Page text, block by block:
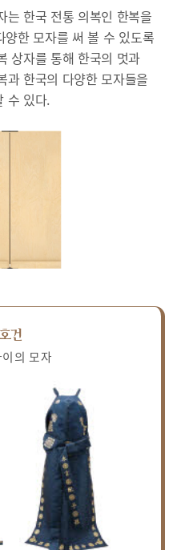
는 한국 전통 의복인 한복을
한 모자를 써 볼 수 있도록
상자를 통해 한국의 멋과
과 한국의 다양한 모자들을
수 있다.
건
의 모자